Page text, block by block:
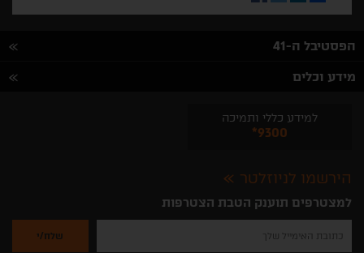
הפסטיבל ה-41
מידע וכלים
למידע כללי ותמיכה
*9300
הירשמו לניוזלטר
למצטרפים תוענק הטבת הצטרפות
להזין